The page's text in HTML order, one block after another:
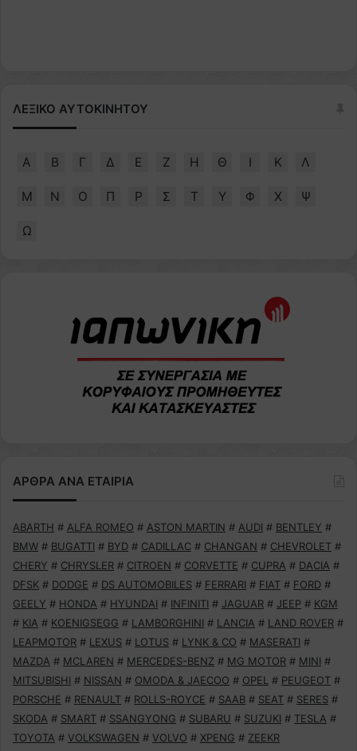
ΛΕΞΙΚΟ ΑΥΤΟΚΙΝΗΤΟΥ
Α Β Γ Δ Ε Ζ Η Θ Ι Κ Λ
Μ Ν Ο Π Ρ Σ Τ Υ Φ Χ Ψ
Ω
ΑΡΘΡΑ ΑΝΑ ΕΤΑΙΡΙΑ
ABARTH # ALFA ROMEO # ASTON MARTIN # AUDI # BENTLEY #
BMW # BUGATTI # BYD # CADILLAC # CHANGAN # CHEVROLET #
CHERY # CHRYSLER # CITROEN # CORVETTE # CUPRA # DACIA #
DFSK # DODGE # DS AUTOMOBILES # FERRARI # FIAT # FORD #
GEELY # HONDA # HYUNDAI # INFINITI # JAGUAR # JEEP # KGM
# KIA # KOENIGSEGG # LAMBORGHINI # LANCIA # LAND ROVER #
LEAPMOTOR # LEXUS # LOTUS # LYNK & CO # MASERATI #
MAZDA # MCLAREN # MERCEDES-BENZ # MG MOTOR # MINI #
MITSUBISHI # NISSAN # OMODA & JAECOO # OPEL # PEUGEOT #
PORSCHE # RENAULT # ROLLS-ROYCE # SAAB # SEAT # SERES #
SKODA # SMART # SSANGYONG # SUBARU # SUZUKI # TESLA #
TOYOTA # VOLKSWAGEN # VOLVO # XPENG # ZEEKR